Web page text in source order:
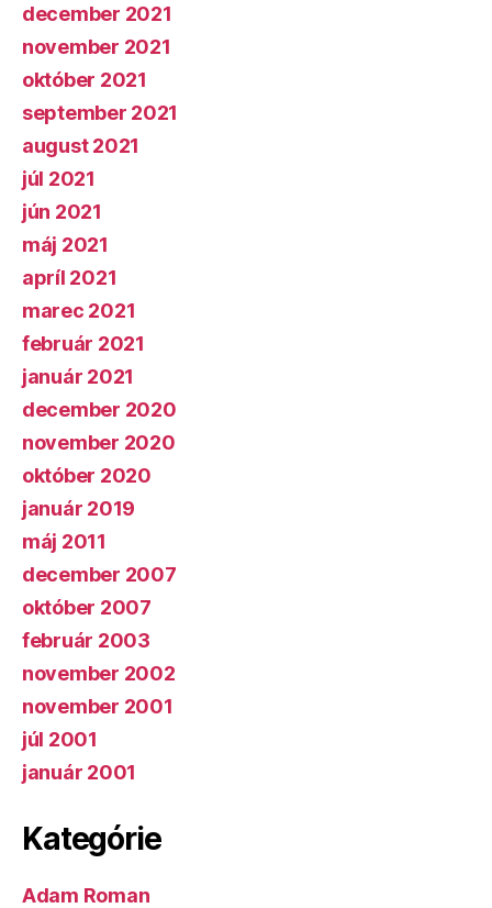
december 2021
november 2021
október 2021
september 2021
august 2021
júl 2021
jún 2021
máj 2021
apríl 2021
marec 2021
február 2021
január 2021
december 2020
november 2020
október 2020
január 2019
máj 2011
december 2007
október 2007
február 2003
november 2002
november 2001
júl 2001
január 2001
Kategórie
Adam Roman